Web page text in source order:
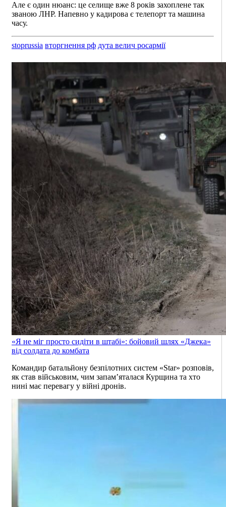
Але є один нюанс: це селище вже 8 років захоплене так
званою ЛНР. Напевно у кадирова є телепорт та машина
часу.
stoprussia вторгнення рф дута велич росармії
«Я не міг просто сидіти в штабі»: бойовий шлях «Джека»
від солдата до комбата
Командир батальйону безпілотних систем «Star» розповів,
як став військовим, чим запам’яталася Курщина та хто
нині має перевагу у війні дронів.